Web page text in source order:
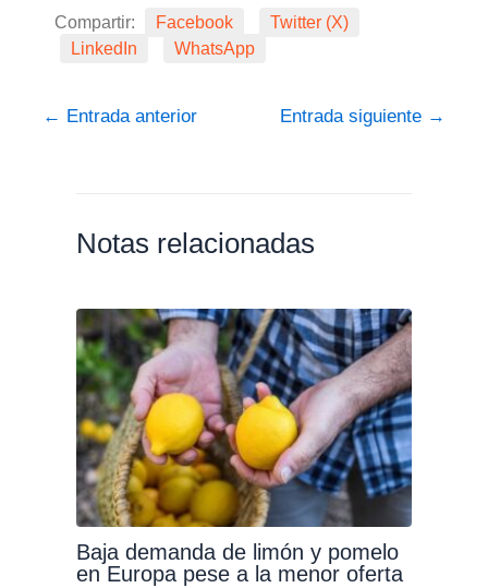
Compartir: Facebook
Twitter (X)
LinkedIn
WhatsApp
← Entrada anterior Entrada siguiente →
Notas relacionadas
Baja demanda de limón y pomelo
en Europa pese a la menor oferta